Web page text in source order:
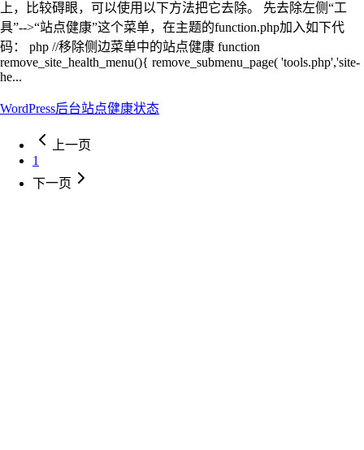
上，比较碍眼，可以使用以下方法把它去除。 先去除左侧“工
具”-->“站点健康”这个菜单，在主题的function.php加入如下代
码： php //移除侧边菜单中的站点健康 function
remove_site_health_menu(){ remove_submenu_page( 'tools.php','site-
he...
WordPress后台站点健康状态
上一页
1
下一页